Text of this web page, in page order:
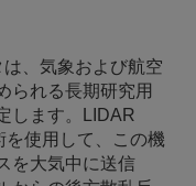
、気象および航空
られる長期研究用
します。LIDAR
使用して、この機
を大気中に送信